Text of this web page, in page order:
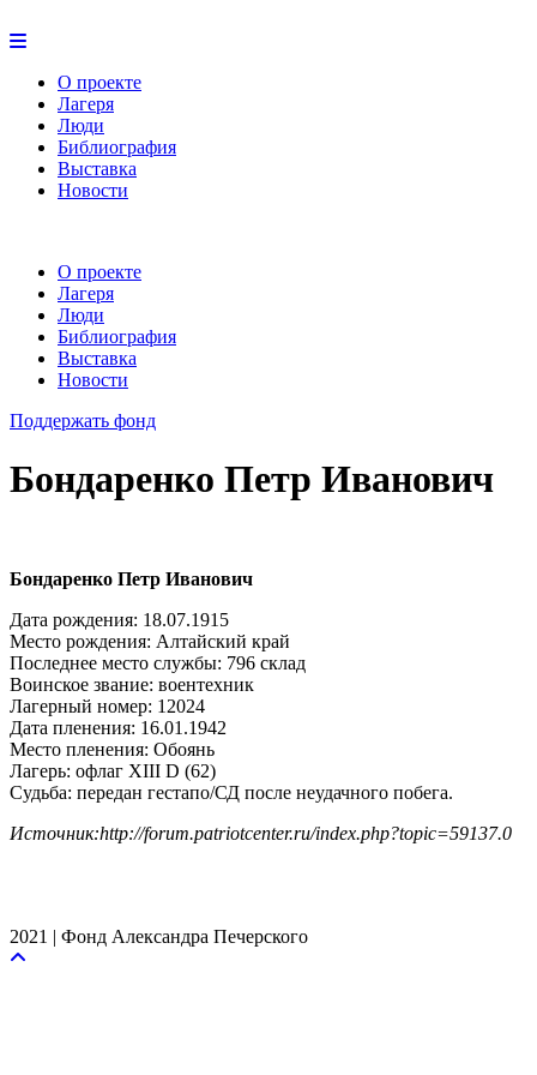
О проекте
Лагеря
Люди
Библиография
Выставка
Новости
О проекте
Лагеря
Люди
Библиография
Выставка
Новости
Поддержать фонд
Бондаренко Петр Иванович
Бондаренко Петр Иванович
Дата рождения: 18.07.1915
Место рождения: Алтайский край
Последнее место службы: 796 склад
Воинское звание: воентехник
Лагерный номер: 12024
Дата пленения: 16.01.1942
Место пленения: Обоянь
Лагерь: офлаг XIII D (62)
Судьба: передан гестапо/СД после неудачного побега.
Источник:http://forum.patriotcenter.ru/index.php?topic=59137.0
2021 | Фонд Александра Печерского